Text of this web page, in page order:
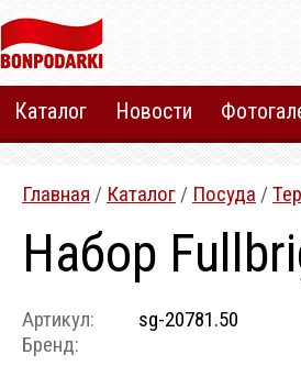
Каталог Новости
Главная / Каталог / Посуда /
Набор
Артикул:
Бренд:
sg-20781.50